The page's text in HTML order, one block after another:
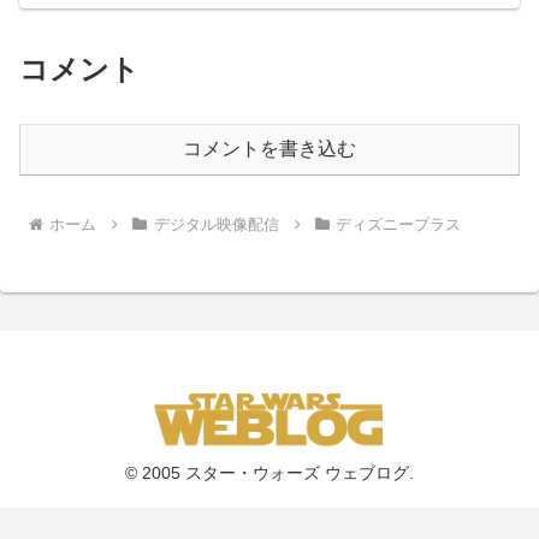
コメント
コメントを書き込む
ホーム デジタル映像配信 ディズニープラス
© 2005 スター・ウォーズ ウェブログ.